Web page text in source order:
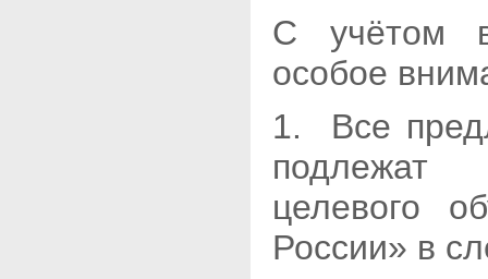
С учётом
особое
1. Все
подлежат
целевого
России» в